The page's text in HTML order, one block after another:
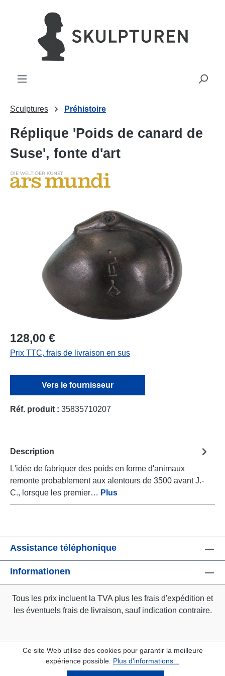
principal
Sculptures Préhistoire
Réplique 'Poids de canard de
Suse', fonte d'art
Ignorer la galerie d'images
128,00 €
Prix TTC, frais de livraison en sus
Vers le fournisseur
Réf. produit : 35835710207
Description
L'idée de fabriquer des poids en forme d'animaux
remonte probablement aux alentours de 3500 avant J.-
C., lorsque les premier… Plus
Assistance téléphonique
Informationen
Tous les prix incluent la TVA plus les frais d'expédition et
les éventuels frais de livraison, sauf indication contraire.
Ce site Web utilise des cookies pour garantir la meilleure
expérience possible. Plus d'informations...